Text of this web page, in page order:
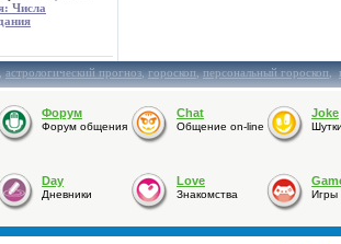
Числа
,астрологический прогноз,гороскоп,персональный гороскоп,
Форум
Форум общения
Chat
Общение on-line
Joke
Day
Дневники
Love
Знакомства Игры